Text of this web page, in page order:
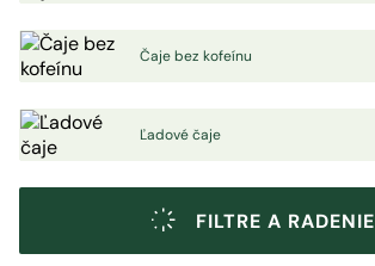
Čaje bez kofeínu
Ľadové čaje
FILTRE A RADENIE